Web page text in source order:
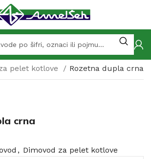
pelet kotlove Rozetna dupla crna
crna
, Dimovod za pelet kotlove